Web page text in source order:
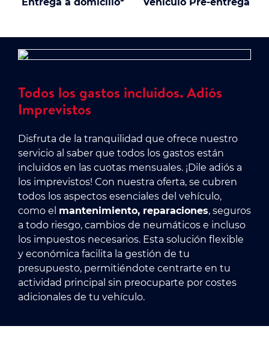
Todos los gastos incluidos. Adiós
Imprevistos
Disfruta de la tranquilidad que ofrece nuestro
servicio al saber que todos los gastos están
incluidos en las cuotas mensuales. ¡Dile adiós a
los imprevistos! Con nuestra oferta, se cubren
todos los aspectos esenciales del vehículo,
como el mantenimiento, reparaciones, seguros
a todo riesgo, cambios de neumáticos e incluso
los impuestos necesarios. Esta solución flexible
y económica facilita la gestión de tu
presupuesto, permitiéndote centrarte en tu
actividad principal sin preocuparte por costes
adicionales de tu vehículo.